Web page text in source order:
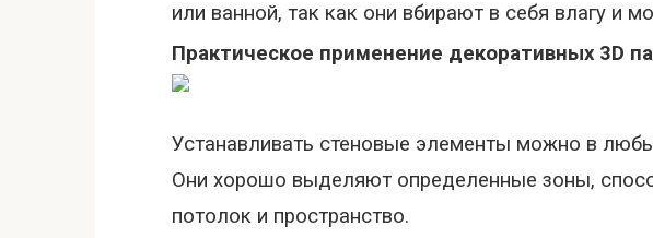
или ванной, так как они вбирают в себя влагу и
Практическое применение декоративных 3D
Устанавливать стеновые элементы можно в
Они хорошо выделяют определенные зоны,
потолок и пространство.